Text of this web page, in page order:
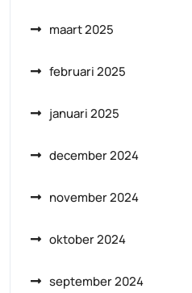
maart 2025
februari 2025
januari 2025
december 2024
november 2024
oktober 2024
september 2024